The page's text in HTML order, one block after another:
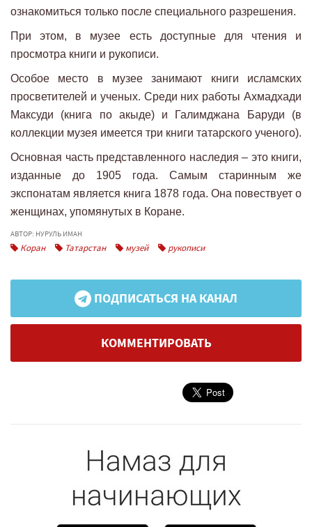
ознакомиться только после специального разрешения.
При этом, в музее есть доступные для чтения и
просмотра книги и рукописи.
Особое место в музее занимают книги исламских
просветителей и ученых. Среди них работы Ахмадхади
Максуди (книга по акыде) и Галимджана Баруди (в
коллекции музея имеется три книги татарского ученого).
Основная часть представленного наследия – это книги,
изданные до 1905 года. Самым старинным же
экспонатам является книга 1878 года. Она повествует о
женщинах, упомянутых в Коране.
АВТОР: НУРУЛЬ ИМАН
Коран Татарстан музей рукописи
ПОДПИСАТЬСЯ НА КАНАЛ
КОММЕНТИРОВАТЬ